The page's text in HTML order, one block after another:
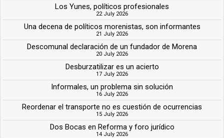
Los Yunes, políticos profesionales
22 July 2026
Una decena de políticos morenistas, son informantes
21 July 2026
Descomunal declaración de un fundador de Morena
20 July 2026
Desburzatilizar es un acierto
17 July 2026
Informales, un problema sin solución
16 July 2026
Reordenar el transporte no es cuestión de ocurrencias
15 July 2026
Dos Bocas en Reforma y foro jurídico
14 July 2026